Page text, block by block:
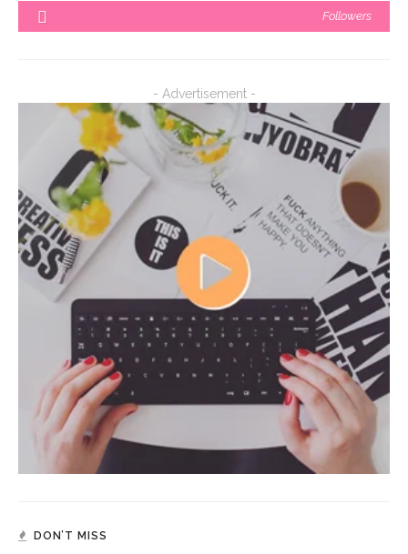
Followers
- Advertisement -
DON’T MISS